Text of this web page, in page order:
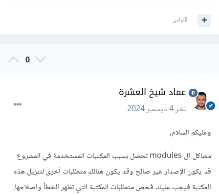
اقتباس
0
عماد شيخ العشرة
نشر4 ديسمبر 2024
وعليكم السلام,
مشاكل ال modules تحصل بسبب المكتبات المستخدمة في المشروع
قد يكون الإصدار غير صالح وقد يكون هنالك متطلبات أخرى لتنزيل هذه
المكتبة فيجب عليك فحص متطلبات المكتبة التي تظهر الخطأ واصلاحها.